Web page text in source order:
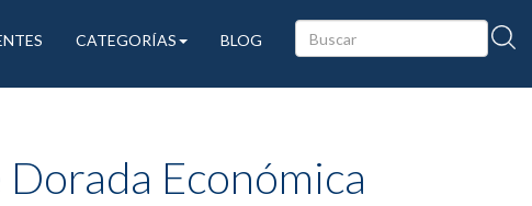
CATEGORÍAS BLOG
Económica